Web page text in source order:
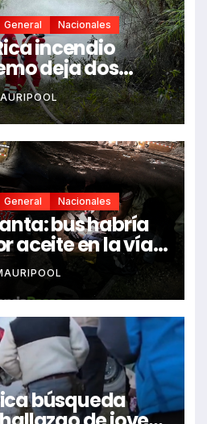
General Nacionales
incendio
deja dos
General Nacionales
bus habría
aceite en la vía e
siniestrado
búsqueda